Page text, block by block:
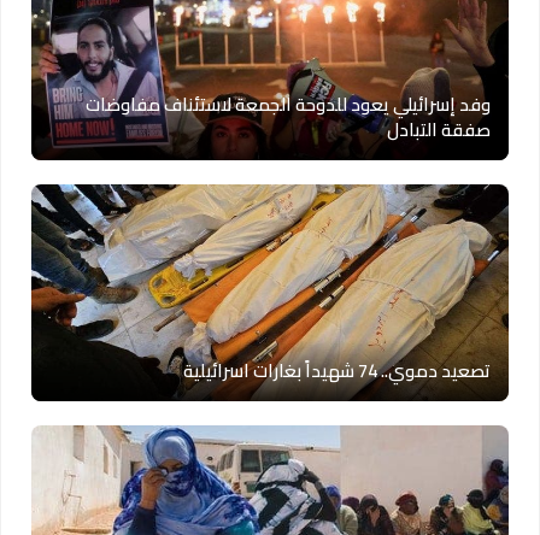
وفد إسرائيلي يعود للدوحة الجمعة لاستئناف مفاوضات
صفقة التبادل
تصعيد دموي.. 74 شهيداً بغارات اسرائيلية